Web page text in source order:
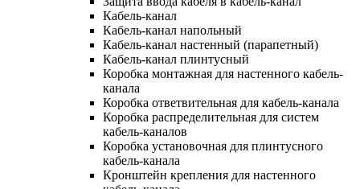
Кабель-канал
Кабель-канал напольный
Кабель-канал настенный (парапетный)
Кабель-канал плинтусный
Коробка монтажная для настенного кабель-
канала
Коробка ответвительная для кабель-канала
Коробка распределительная для систем
кабель-каналов
Коробка установочная для плинтусного
кабель-канала
Кронштейн крепления для настенного